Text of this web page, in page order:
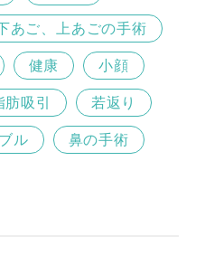
あご、上あごの手術
健康 小顔
肪吸引 若返り
ル 鼻の手術